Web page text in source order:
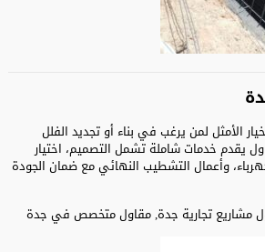
الأمثل لمن يرغب في بناء أو تجديد الفلل
يقدم خدمات شاملة تشمل التصميم، اختيار
وأعمال التشطيب النهائي مع ضمان الجودة
مشاريع تجارية جدة, مقاول متخصص في جدة